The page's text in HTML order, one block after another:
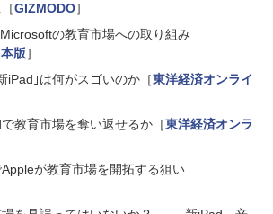
GIZMODO］
の教育市場への取り組み
版］
iPad｣は何がスゴいのか［東洋経済オンライ
教育市場を奪い返せるか［東洋経済オンラ
Appleが教育市場を開拓する狙い